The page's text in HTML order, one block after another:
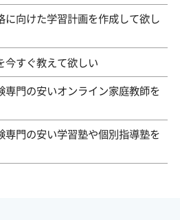
に向けた学習計画を作成して欲し
今すぐ教えて欲しい
専門の安いオンライン家庭教師を
専門の安い学習塾や個別指導塾を